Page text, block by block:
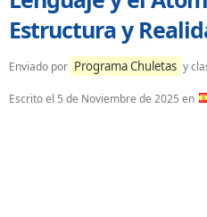
Estructura y
Enviado por Programa Chuletas y
Escrito el 5 de Noviembre de 2025 en